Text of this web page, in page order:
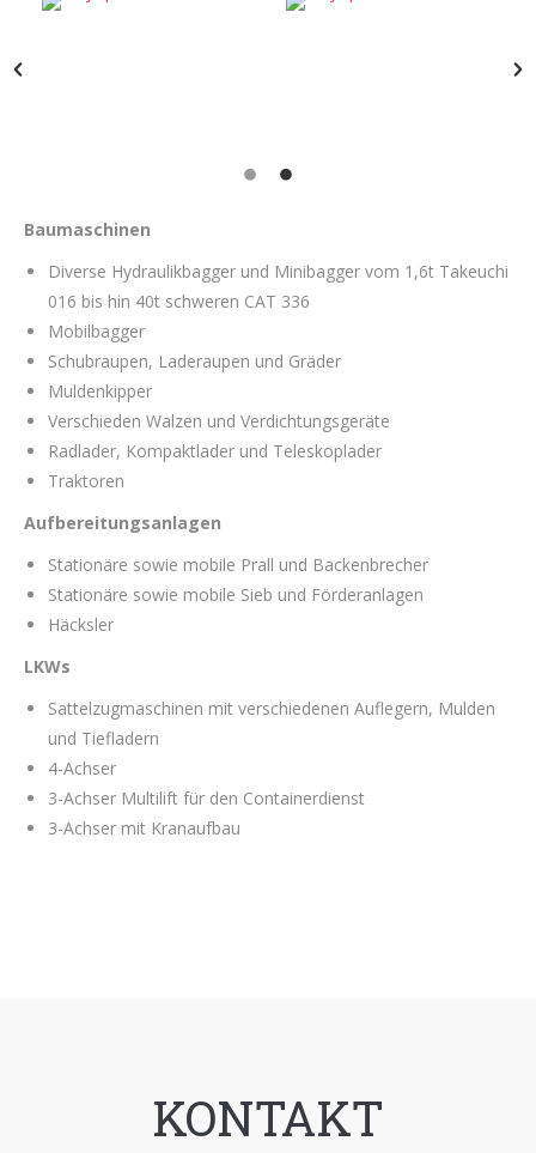
Baumaschinen
Diverse Hydraulikbagger und Minibagger vom 1,6t Takeuchi
016 bis hin 40t schweren CAT 336
Mobilbagger
Schubraupen, Laderaupen und Gräder
Muldenkipper
Verschieden Walzen und Verdichtungsgeräte
Radlader, Kompaktlader und Teleskoplader
Traktoren
Aufbereitungsanlagen
Stationäre sowie mobile Prall und Backenbrecher
Stationäre sowie mobile Sieb und Förderanlagen
Häcksler
LKWs
Sattelzugmaschinen mit verschiedenen Auflegern, Mulden
und Tiefladern
4-Achser
3-Achser Multilift für den Containerdienst
3-Achser mit Kranaufbau
KONTAKT